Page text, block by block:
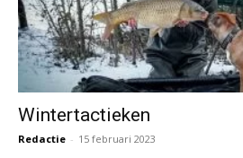
Wintertactieken
Redactie - 15 februari 2023